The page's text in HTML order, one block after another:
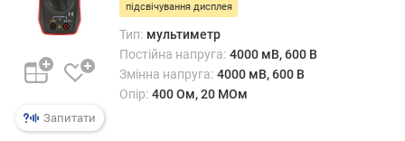
о
п
і
р
і
н
Запитати
підсвічування дисплея
Тип: мультиметр
Постійна напруга: 4000 мВ, 600 В
Змінна напруга: 4000 мВ, 600 В
Опір: 400 Ом, 20 МОм